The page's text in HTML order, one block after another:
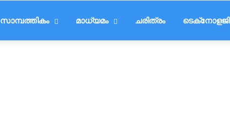
സാമ്പത്തികം മാധ്യമം ചരിത്രം ടെക്‌നോളജി